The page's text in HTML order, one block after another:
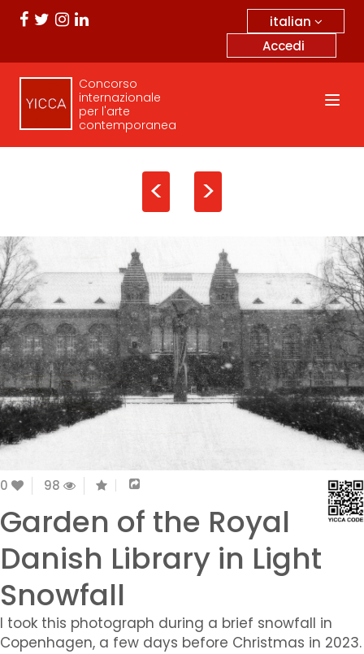
italian
Accedi
Concorso
internazionale
per l'arte
contemporanea
< >
0 98
Garden of the Royal
Danish Library in Light
Snowfall
I took this photograph during a brief snowfall in
Copenhagen, a few days before Christmas in 2023.